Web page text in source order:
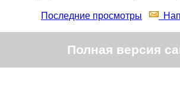
Последние просмотры
Полная версия